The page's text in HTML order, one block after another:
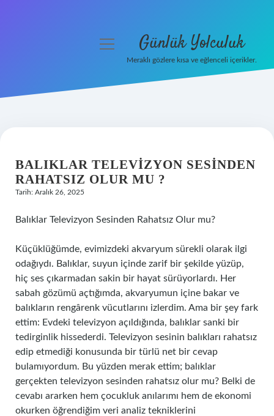
Hakkımızda
menüyü
Günlük Yolculuk
Meraklı gözlere kısa ve eğlenceli içerikler.
BALIKLAR TELEVIZYON SESINDEN
RAHATSIZ OLUR MU ?
Tarih: Aralık 26, 2025
Balıklar Televizyon Sesinden Rahatsız Olur mu?
Küçüklüğümde, evimizdeki akvaryum sürekli olarak ilgi
odağıydı. Balıklar, suyun içinde zarif bir şekilde yüzüp,
hiç ses çıkarmadan sakin bir hayat sürüyorlardı. Her
sabah gözümü açtığımda, akvaryumun içine bakar ve
balıkların rengârenk vücutlarını izlerdim. Ama bir şey fark
ettim: Evdeki televizyon açıldığında, balıklar sanki bir
tedirginlik hissederdi. Televizyon sesinin balıkları rahatsız
edip etmediği konusunda bir türlü net bir cevap
bulamıyordum. Bu yüzden merak ettim; balıklar
gerçekten televizyon sesinden rahatsız olur mu? Belki de
cevabı ararken hem çocukluk anılarımı hem de ekonomi
okurken öğrendiğim veri analiz tekniklerini